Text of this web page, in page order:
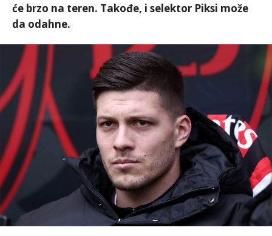
će brzo na teren. Takođe, i selektor Piksi može
da odahne.